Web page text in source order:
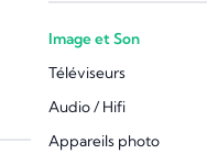
Image et Son
Téléviseurs
Audio / Hifi
Appareils photo